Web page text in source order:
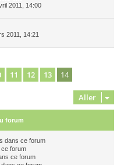
2011, 14:00
2011, 14:21
11 12 13 14
Aller
forum
dans ce forum
forum
ce forum